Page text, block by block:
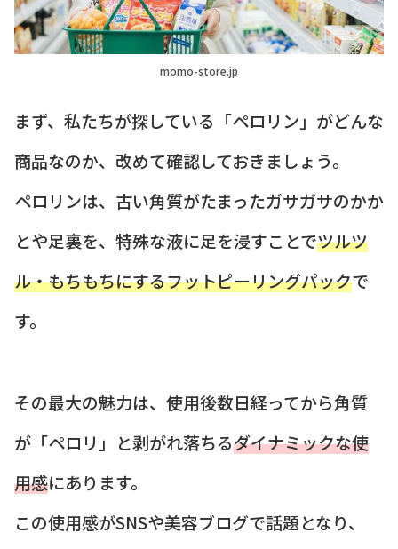
momo-store.jp
まず、私たちが探している「ペロリン」がどんな
商品なのか、改めて確認しておきましょう。
ペロリンは、古い角質がたまったガサガサのかか
とや足裏を、特殊な液に足を浸すことでツルツ
ル・もちもちにするフットピーリングパックで
す。
その最大の魅力は、使用後数日経ってから角質
が「ペロリ」と剥がれ落ちるダイナミックな使
用感にあります。
この使用感がSNSや美容ブログで話題となり、